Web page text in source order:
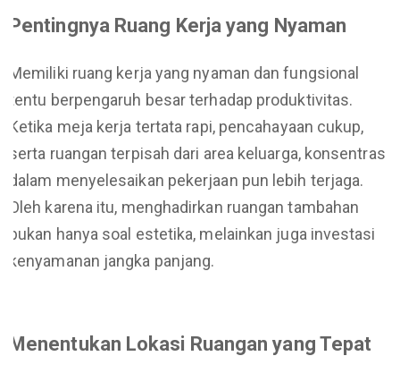
Pentingnya Ruang Kerja yang Nyaman
Memiliki ruang kerja yang nyaman dan fungsional
tentu berpengaruh besar terhadap produktivitas.
Ketika meja kerja tertata rapi, pencahayaan cukup,
serta ruangan terpisah dari area keluarga, konsentrasi
dalam menyelesaikan pekerjaan pun lebih terjaga.
Oleh karena itu, menghadirkan ruangan tambahan
bukan hanya soal estetika, melainkan juga investasi
kenyamanan jangka panjang.
Menentukan Lokasi Ruangan yang Tepat